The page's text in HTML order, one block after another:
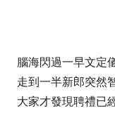
腦海閃過一早文定
走到一半新郎突然
大家才發現聘禮已